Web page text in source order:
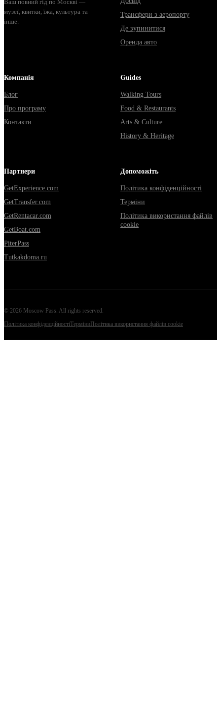
Ваш повний гід по Москві —
музеї, квитки, їжа, культура та
інше.
Трансфери з аеропорту
Де зупинитися
Оренда авто
Компанія
Блог
Про програму
Контакти
Guides
Walking Tours
Food & Restaurants
Arts & Culture
History & Heritage
Партнери
GetExperience.com
GetTransfer.com
GetRentacar.com
GetBoat.com
PiterPass
Tutkakdoma.ru
Допоможіть
Політика конфіденційності
Терміни
Політика використання файлів
cookie
© 2026 Moscow Pass. All rights reserved.
Політика конфіденційностіТерміни Політика використання файлів cookie